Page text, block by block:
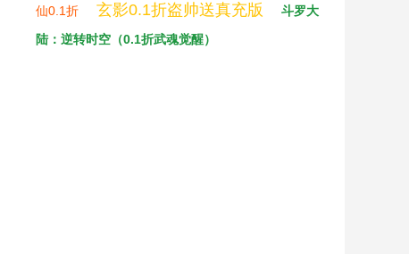
仙0.1折 玄影0.1折盗帅送真充版
斗罗大
陆：逆转时空（0.1折武魂觉醒）